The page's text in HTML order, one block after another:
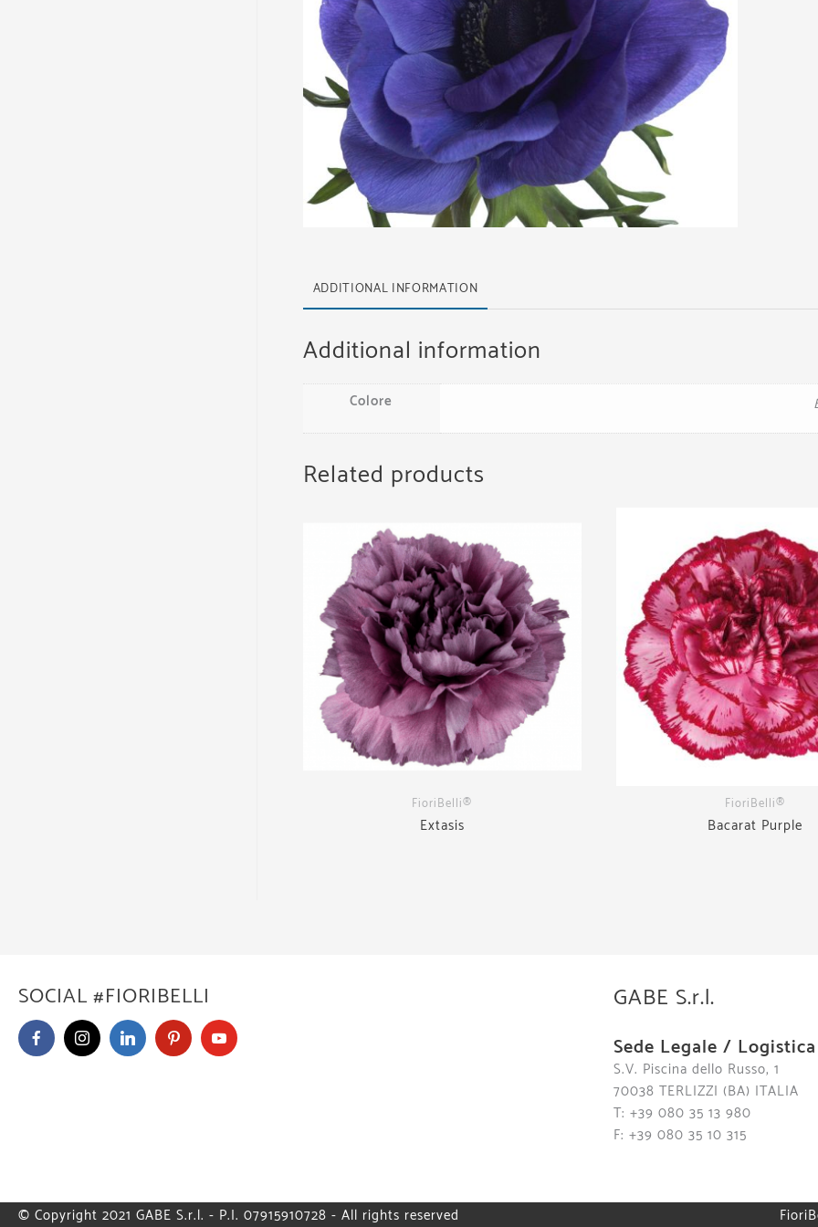
ADDITIONAL INFORMATION
Additional information
Colore
Related products
FioriBelli®
Extasis
FioriBelli®
Bacarat Purple
SOCIAL #FIORIBELLI GABE S.r.l.
Sede Legale / Logistica
S.V. Piscina dello Russo, 1
70038 TERLIZZI (BA) ITALIA
T: +39 080 35 13 980
F: +39 080 35 10 315
© Copyright 2021 GABE S.r.l. - P.I. 07915910728 - All rights reserved